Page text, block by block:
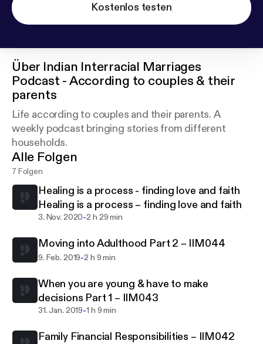
Kostenlos testen
Über Indian Interracial Marriages
Podcast - According to couples & their
parents
Life according to couples and their parents. A
weekly podcast bringing stories from different
households.
Alle Folgen
7 Folgen
Healing is a process - finding love and faith
Healing is a process – finding love and faith
3. Nov. 2020-2 h 29 min
Moving into Adulthood Part 2 – IIM044
9. Feb. 2019-2 h 9 min
When you are young & have to make
decisions Part 1 – IIM043
31. Jan. 2019-1 h 9 min
Family Financial Responsibilities – IIM042